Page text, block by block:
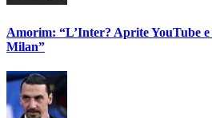
Amorim: “L’Inter? Aprite YouTube e
Milan”